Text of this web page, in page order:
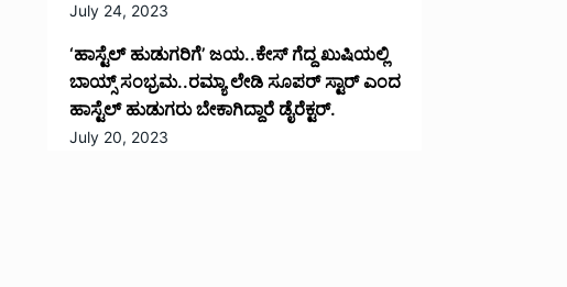
July 24, 2023
‘ಹಾಸ್ಟೆಲ್ ಹುಡುಗರಿಗೆ’ ಜಯ..ಕೇಸ್ ಗೆದ್ದ ಖುಷಿಯಲ್ಲಿ
ಬಾಯ್ಸ್ ಸಂಭ್ರಮ..ರಮ್ಯಾ ಲೇಡಿ ಸೂಪರ್ ಸ್ಟಾರ್ ಎಂದ
ಹಾಸ್ಟೆಲ್ ಹುಡುಗರು ಬೇಕಾಗಿದ್ದಾರೆ ಡೈರೆಕ್ಟರ್.
July 20, 2023